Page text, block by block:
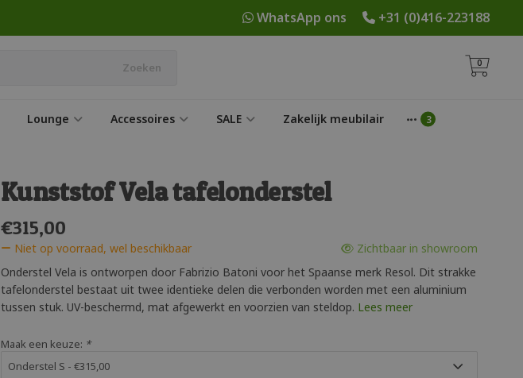
+31 (0)416-223188
WhatsApp ons
Zoeken 0
Lounge Accessoires SALE Zakelijk meubilair
Kunststof Vela tafelonderstel
€315,00
Niet op voorraad, wel beschikbaar
Zichtbaar in showroom
Onderstel Vela is ontworpen door Fabrizio Batoni voor het Spaanse merk Resol. Dit strakke
tafelonderstel bestaat uit twee identieke delen die verbonden worden met een aluminium
tussen stuk. UV-beschermd, mat afgewerkt en voorzien van steldop. Lees meer
Maak een keuze: *